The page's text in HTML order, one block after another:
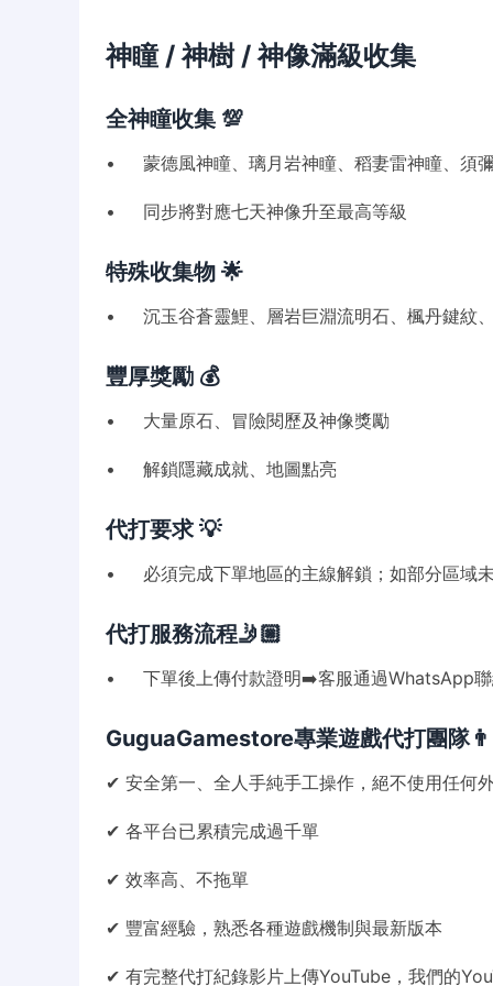
神瞳 / 神樹 / 神像滿級收集
全神瞳收集 💯
• 蒙德風神瞳、璃月岩神瞳、稻妻雷神瞳、須
• 同步將對應七天神像升至最高等級
特殊收集物 🌟
• 沉玉谷蒼靈鯉、層岩巨淵流明石、楓丹鍵紋
豐厚獎勵 💰
• 大量原石、冒險閱歷及神像獎勵
• 解鎖隱藏成就、地圖點亮
代打要求 💡
• 必須完成下單地區的主線解鎖；如部分區域
代打服務流程🤳🏼
• 下單後上傳付款證明➡️客服通過WhatsApp
GuguaGamestore專業遊戲代打團隊
✔ 安全第一、全人手純手工操作，絕不使用任何
✔ 各平台已累積完成過千單
✔ 效率高、不拖單
✔ 豐富經驗，熟悉各種遊戲機制與最新版本
✔ 有完整代打紀錄影片上傳YouTube，我們的